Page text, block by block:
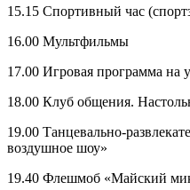
15.15 Спортивный час
16.00 Мультфильмы
17.00 Игровая программа на
18.00 Клуб общения.
19.00 Танцевально-
воздушное шоу»
19.40 Флешмоб «Майский